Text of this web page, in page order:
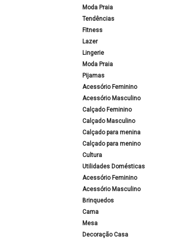
Moda Praia
Tendências
Fitness
Lazer
Lingerie
Moda Praia
Pijamas
Acessório Feminino
Acessório Masculino
Calçado Feminino
Calçado Masculino
Calçado para menina
Calçado para menino
Cultura
Utilidades Domésticas
Acessório Feminino
Acessório Masculino
Brinquedos
Cama
Mesa
Decoração Casa